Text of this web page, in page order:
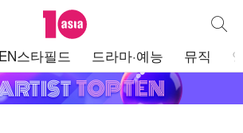
텐아시아 통합
스타필드 드라마·예능 뮤직